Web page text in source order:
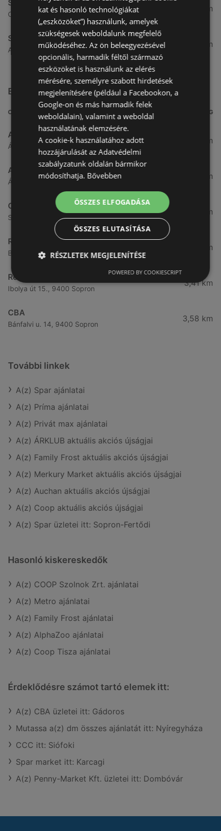
Spar
Csarnok utca 10., 9400 Sopron
4,91 km
Spar
Arany jános utca 16., 9400 Sopron
5,31 km
Egyéb Szupermarketek üzletek a közelben
CÍM TÁVOLSÁG
Aldi
Ágfalvi út 4/A., 9400 Sopron
3,26 km
ALDI
Ágfalvi út 4/a, 9400 Sopron
3,26 km
CBA
Somfalvi u. 14., 9400 Sopron
3,31 km
Reál
Besenyő u. 16., 9400 Sopron
3,32 km
Reál
Ibolya út 15., 9400 Sopron
3,41 km
CBA
Bánfalvi u. 14, 9400 Sopron
3,58 km
További linkek
A(z) Spar ajánlatai
A(z) Príma ajánlatai
A(z) Privát max ajánlatai
A(z) ÁRKLUB aktuális akciós újságjai
A(z) Family Frost aktuális akciós újságjai
A(z) Merkury Market aktuális akciós újságjai
A(z) Auchan aktuális akciós újságjai
A(z) Coop aktuális akciós újságjai
A(z) Spar üzletei itt: Sopron-Fertődi
Hasonló kiskereskedők
A(z) COOP Szolnok Zrt. ajánlatai
A(z) Metro ajánlatai
A(z) Family Frost ajánlatai
A(z) AlphaZoo ajánlatai
A(z) Coop Tisza ajánlatai
Érdeklődésre számot tartó elemek itt:
A(z) CBA üzletei itt: Gádoros
Mutassa a(z) dm összes ajánlatát itt: Nyíregyháza
CCC itt: Siófoki
Spar market itt: Karcagi
A(z) Penny-Market Kft. üzletei itt: Dombóvár
kat és hasonló technológiákat
(„eszközöket”) használunk, amelyek
szükségesek weboldalunk megfelelő
működéséhez. Az ön beleegyezésével
opcionális, harmadik féltől származó
eszközöket is használunk az elérés
mérésére, személyre szabott hirdetések
megjelenítésére (például a Facebookon, a
Google-on és más harmadik felek
weboldalain), valamint a weboldal
használatának elemzésére.
A cookie-k használatához adott
hozzájárulását az Adatvédelmi
szabályzatunk oldalán bármikor
módosíthatja. Bővebben
ÖSSZES ELFOGADÁSA
ÖSSZES ELUTASÍTÁSA
RÉSZLETEK MEGJELENÍTÉSE
POWERED BY COOKIESCRIPT